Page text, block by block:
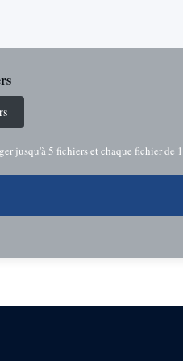
jusqu'à 5 fichiers et chaque fichier de